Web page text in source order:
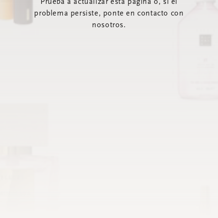
Prueba a actualizar esta página o, si el
problema persiste, ponte en contacto con
nosotros.